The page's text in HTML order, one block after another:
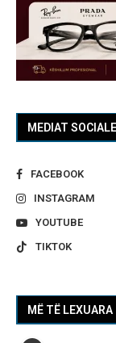
MEDIAT SOCIALE
FACEBOOK
INSTAGRAM
YOUTUBE
TIKTOK
MË TË LEXUARA